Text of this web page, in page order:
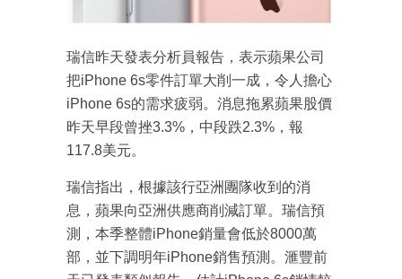
瑞信昨天發表分析員報告，表示蘋果公司
把iPhone 6s零件訂單大削一成，令人擔心
iPhone 6s的需求疲弱。消息拖累蘋果股價
昨天早段曾挫3.3%，中段跌2.3%，報
117.8美元。
瑞信指出，根據該行亞洲團隊收到的消
息，蘋果向亞洲供應商削減訂單。瑞信預
測，本季整體iPhone銷量會低於8000萬
部，並下調明年iPhone銷售預測。滙豐前